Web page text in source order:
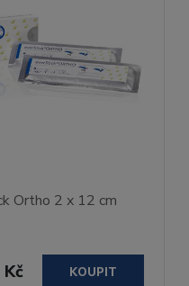
Ortho 2 x 12 cm
KOUPIT